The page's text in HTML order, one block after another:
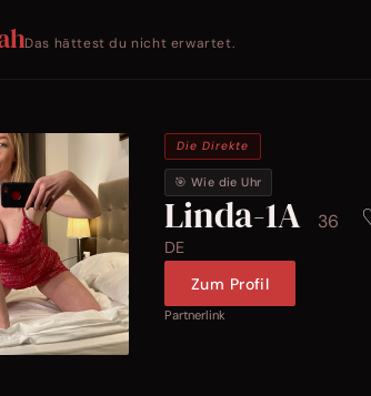
Das hättest du nicht erwartet.
Die Direkte
🎯 Wie die Uhr
Linda-1A 36
DE
Zum Profil
Partnerlink